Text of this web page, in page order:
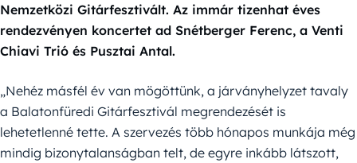
Nemzetközi Gitárfesztivált. Az immár tizenhat éves
rendezvényen koncertet ad Snétberger Ferenc, a Venti
Chiavi Trió és Pusztai Antal.
„Nehéz másfél év van mögöttünk, a járványhelyzet tavaly
a Balatonfüredi Gitárfesztivál megrendezését is
lehetetlenné tette. A szervezés több hónapos munkája még
mindig bizonytalanságban telt, de egyre inkább látszott,